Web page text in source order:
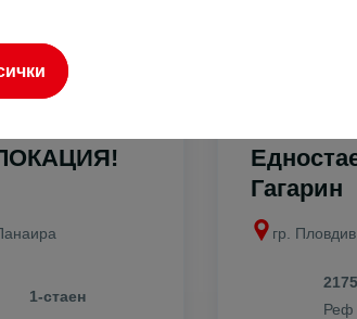
2568 €
5022.57 лв
1-стаен
Гагарин
гр. Пловдив
Реф